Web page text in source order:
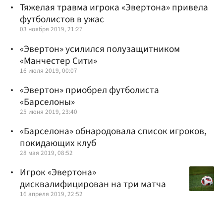
Тяжелая травма игрока «Эвертона» привела
футболистов в ужас
03 ноября 2019, 21:27
«Эвертон» усилился полузащитником
«Манчестер Сити»
16 июля 2019, 00:07
«Эвертон» приобрел футболиста
«Барселоны»
25 июня 2019, 23:40
«Барселона» обнародовала список игроков,
покидающих клуб
28 мая 2019, 08:52
Игрок «Эвертона»
дисквалифицирован на три матча
16 апреля 2019, 22:52